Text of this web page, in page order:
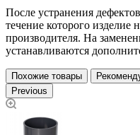
После устранения
течение которого изделие
производителя. На
устанавливаются
Похожие товары
Previous